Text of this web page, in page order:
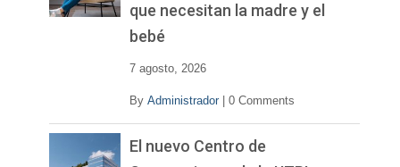
que necesitan la madre y el
bebé
7 agosto, 2026
By Administrador 0 Comments
El nuevo Centro de